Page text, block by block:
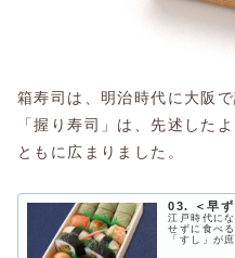
箱寿司は、明治時代に大阪
「握り寿司」は、先述した
ともに広まりました。
03. ＜早ず
江戸時代に
せずに食べ
「すし」が